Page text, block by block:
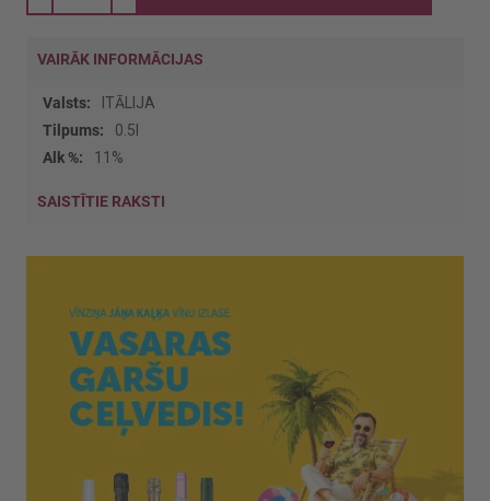
VAIRĀK INFORMĀCIJAS
Vairāk
informācijas
ITĀLIJA
0.5l
11%
SAISTĪTIE RAKSTI